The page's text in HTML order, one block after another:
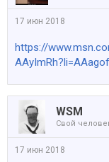
17 июн 2018
https://
WSM
Свой
17 июн 2018